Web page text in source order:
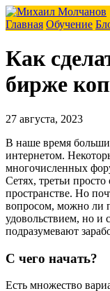
Главная Обучение
Как
бирже
27 августа, 2023
В наше время
интернетом.
многочисленных
Сетях, третьи
пространстве. Но
вопросом, можно ли
удовольствием, но и
подразумевают
С чего начать?
Есть множество